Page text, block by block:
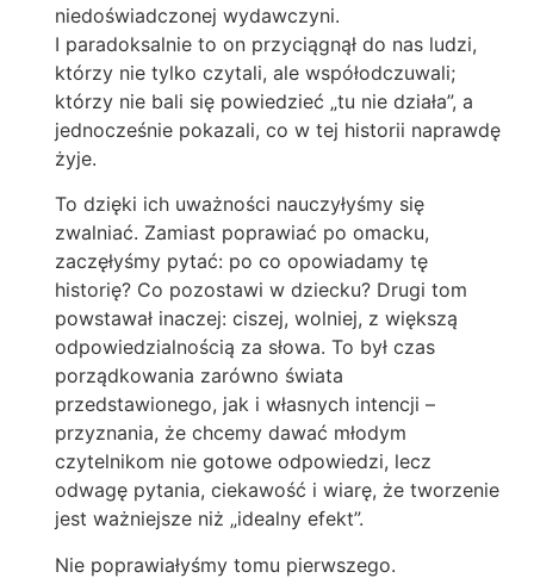
niedoświadczonej wydawczyni.
I paradoksalnie to on przyciągnął do nas ludzi,
którzy nie tylko czytali, ale współodczuwali;
którzy nie bali się powiedzieć „tu nie działa”, a
jednocześnie pokazali, co w tej historii naprawdę
żyje.
To dzięki ich uważności nauczyłyśmy się
zwalniać. Zamiast poprawiać po omacku,
zaczęłyśmy pytać: po co opowiadamy tę
historię? Co pozostawi w dziecku? Drugi tom
powstawał inaczej: ciszej, wolniej, z większą
odpowiedzialnością za słowa. To był czas
porządkowania zarówno świata
przedstawionego, jak i własnych intencji –
przyznania, że chcemy dawać młodym
czytelnikom nie gotowe odpowiedzi, lecz
odwagę pytania, ciekawość i wiarę, że tworzenie
jest ważniejsze niż „idealny efekt”.
Nie poprawiałyśmy tomu pierwszego.